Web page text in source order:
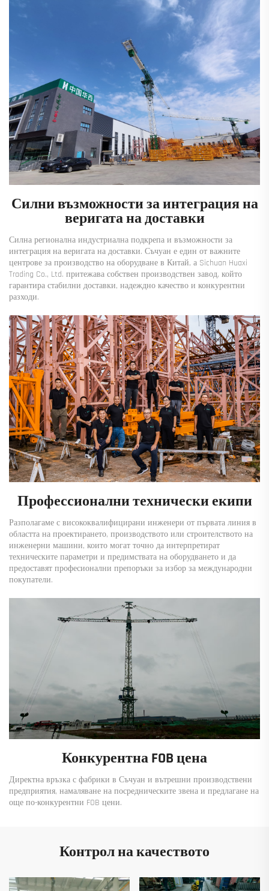
Силни възможности за интеграция на
веригата на доставки
Силна регионална индустриална подкрепа и възможности за
интеграция на веригата на доставки. Съчуан е един от важните
центрове за производство на оборудване в Китай, а Sichuan Huaxi
Trading Co., Ltd. притежава собствен производствен завод, който
гарантира стабилни доставки, надеждно качество и конкурентни
разходи.
Профессионални технически екипи
Разполагаме с висококвалифицирани инженери от първата линия в
областта на проектирането, производството или строителството на
инженерни машини, които могат точно да интерпретират
техническите параметри и предимствата на оборудването и да
предоставят професионални препоръки за избор за международни
покупатели.
Конкурентна FOB цена
Директна връзка с фабрики в Съчуан и вътрешни производствени
предприятия, намаляване на посредническите звена и предлагане на
още по-конкурентни FOB цени.
Контрол на качеството